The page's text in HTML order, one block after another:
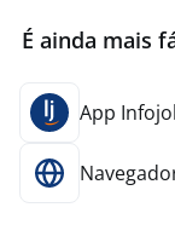
É ainda mais
App